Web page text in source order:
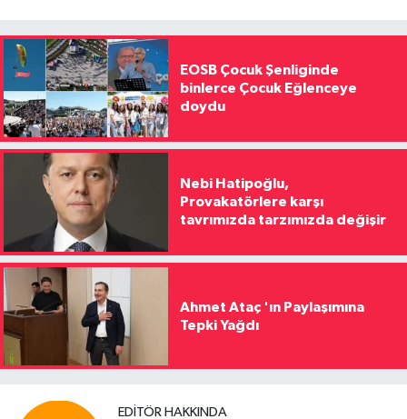
EOSB Çocuk Şenliginde
binlerce Çocuk Eğlenceye
doydu
Nebi Hatipoğlu,
Provakatörlere karşı
tavrımızda tarzımızda değişir
Ahmet Ataç 'ın Paylaşımına
Tepki Yağdı
EDITÖR HAKKINDA